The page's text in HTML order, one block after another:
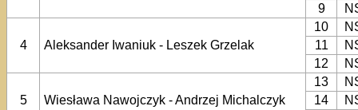
9
4 Aleksander Iwaniuk - Leszek Grzelak
10
11
12
5 Wiesława Nawojczyk - Andrzej Michalczyk
13
14